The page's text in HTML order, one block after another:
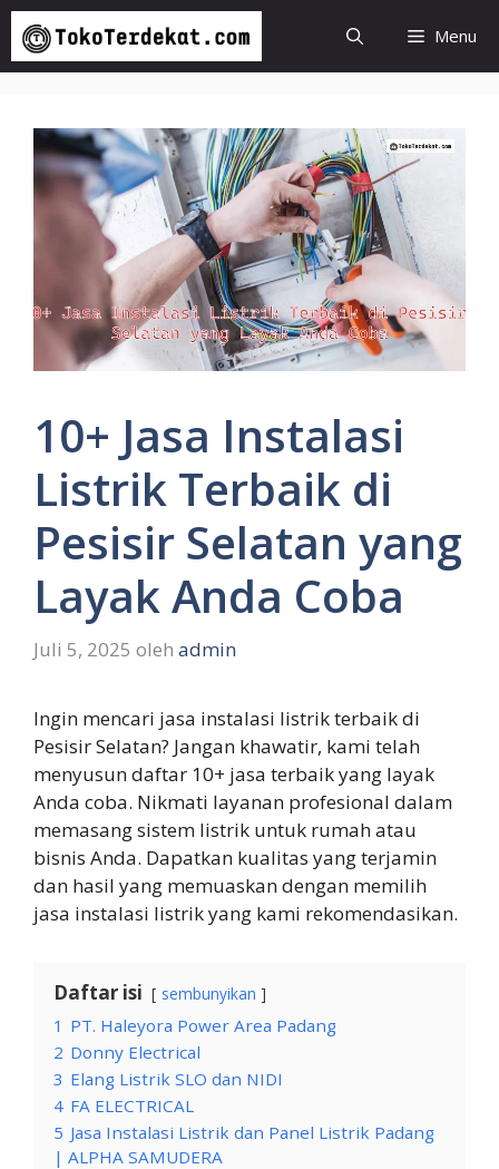
Langsung
isi
Menu
10+ Jasa Instalasi
Listrik Terbaik di
Pesisir Selatan yang
Layak Anda Coba
Juli 5, 2025 oleh admin
Ingin mencari jasa instalasi listrik terbaik di
Pesisir Selatan? Jangan khawatir, kami telah
menyusun daftar 10+ jasa terbaik yang layak
Anda coba. Nikmati layanan profesional dalam
memasang sistem listrik untuk rumah atau
bisnis Anda. Dapatkan kualitas yang terjamin
dan hasil yang memuaskan dengan memilih
jasa instalasi listrik yang kami rekomendasikan.
Daftar isi sembunyikan
1 PT. Haleyora Power Area Padang
2 Donny Electrical
3 Elang Listrik SLO dan NIDI
4 FA ELECTRICAL
5 Jasa Instalasi Listrik dan Panel Listrik Padang
| ALPHA SAMUDERA